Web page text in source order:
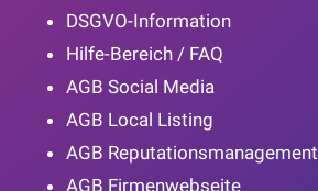
DSGVO-Information
Hilfe-Bereich / FAQ
AGB Social Media
AGB Local Listing
AGB Reputationsmanagement
AGB Firmenwebseite